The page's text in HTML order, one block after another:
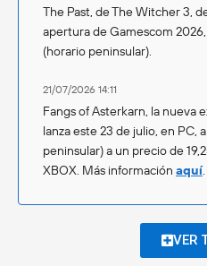
The Past, de The Witcher 3,
apertura de Gamescom
(horario peninsular).
21/07/2026 14:11
Fangs of Asterkarn, la nueva
lanza este 23 de julio, en PC,
peninsular) a un precio de
XBOX. Más información aquí.
VER